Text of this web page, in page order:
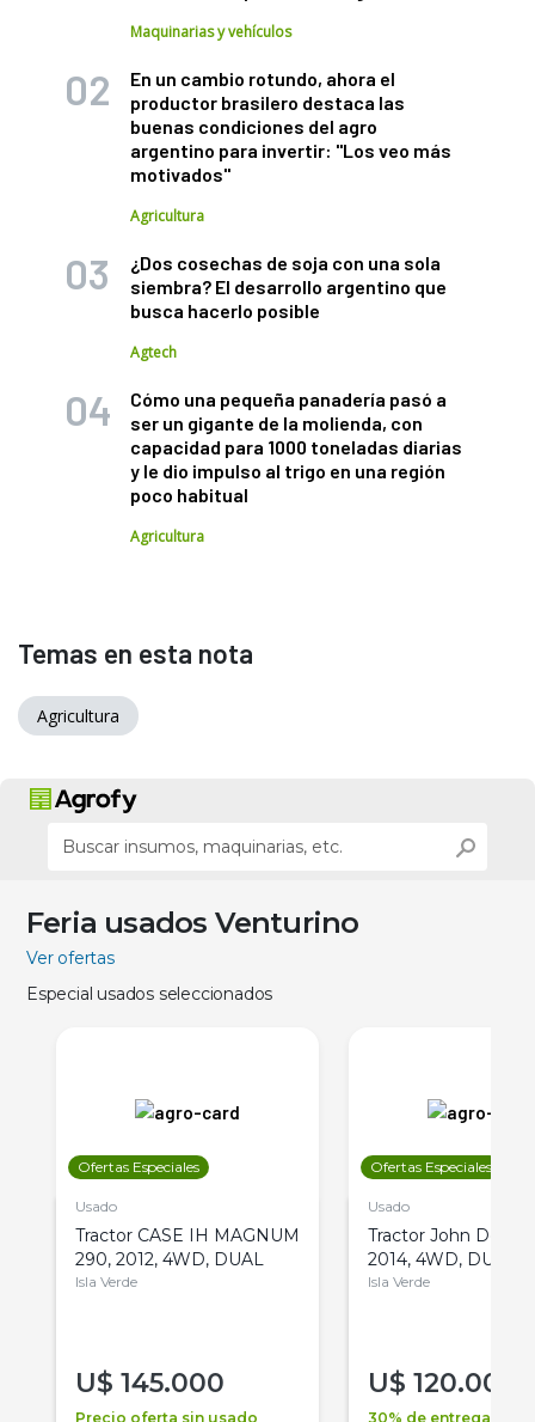
Maquinarias y vehículos
En un cambio rotundo, ahora el
productor brasilero destaca las
buenas condiciones del agro
argentino para invertir: "Los veo más
motivados"
Agricultura
¿Dos cosechas de soja con una sola
siembra? El desarrollo argentino que
busca hacerlo posible
Agtech
Cómo una pequeña panadería pasó a
ser un gigante de la molienda, con
capacidad para 1000 toneladas diarias
y le dio impulso al trigo en una región
poco habitual
Agricultura
Temas en esta nota
Agricultura
Feria usados Venturino
Ver ofertas
Especial usados seleccionados
Ofertas Especiales
Usado
Tractor CASE IH MAGNUM
290, 2012, 4WD, DUAL
Isla Verde
U$ 145.000
Precio oferta sin usado
Ofertas Especiales
Usado
Tractor John Deere
2014, 4WD, DUAL
Isla Verde
U$ 120.000
30% de entrega +